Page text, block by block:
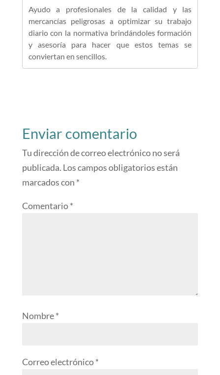
Ayudo a profesionales de la calidad y las
mercancías peligrosas a optimizar su trabajo
diario con la normativa brindándoles formación
y asesoría para hacer que estos temas se
conviertan en sencillos.
Enviar comentario
Tu dirección de correo electrónico no será
publicada. Los campos obligatorios están
marcados con *
Comentario*
Nombre*
Correo electrónico*